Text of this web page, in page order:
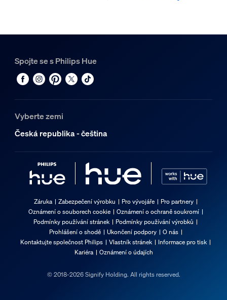
Spojte se s Philips Hue
Vyberte zemi
Česká republika - čeština
Záruka Zabezpečení výrobku Pro vývojáře
Pro partnery
Oznámení o souborech cookie
Oznámení o ochraně soukromí
Podmínky používání stránek
Podmínky používání výrobků
Prohlášení o shodě
Ukončení podpory
O nás
Kontaktujte společnost Philips
Vlastník stránek
Informace pro tisk
Kariéra
Oznámení o údajích
© 2018-2026 Signify Holding. All rights reserved.